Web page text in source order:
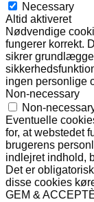
Necessary
Altid aktiveret
Nødvendige
fungerer korrekt.
sikrer
ingen personlige
Non-necessary
Non-
Eventuelle
for, at webstedet
brugerens
indlejret indhold,
Det er
disse cookies
GEM &